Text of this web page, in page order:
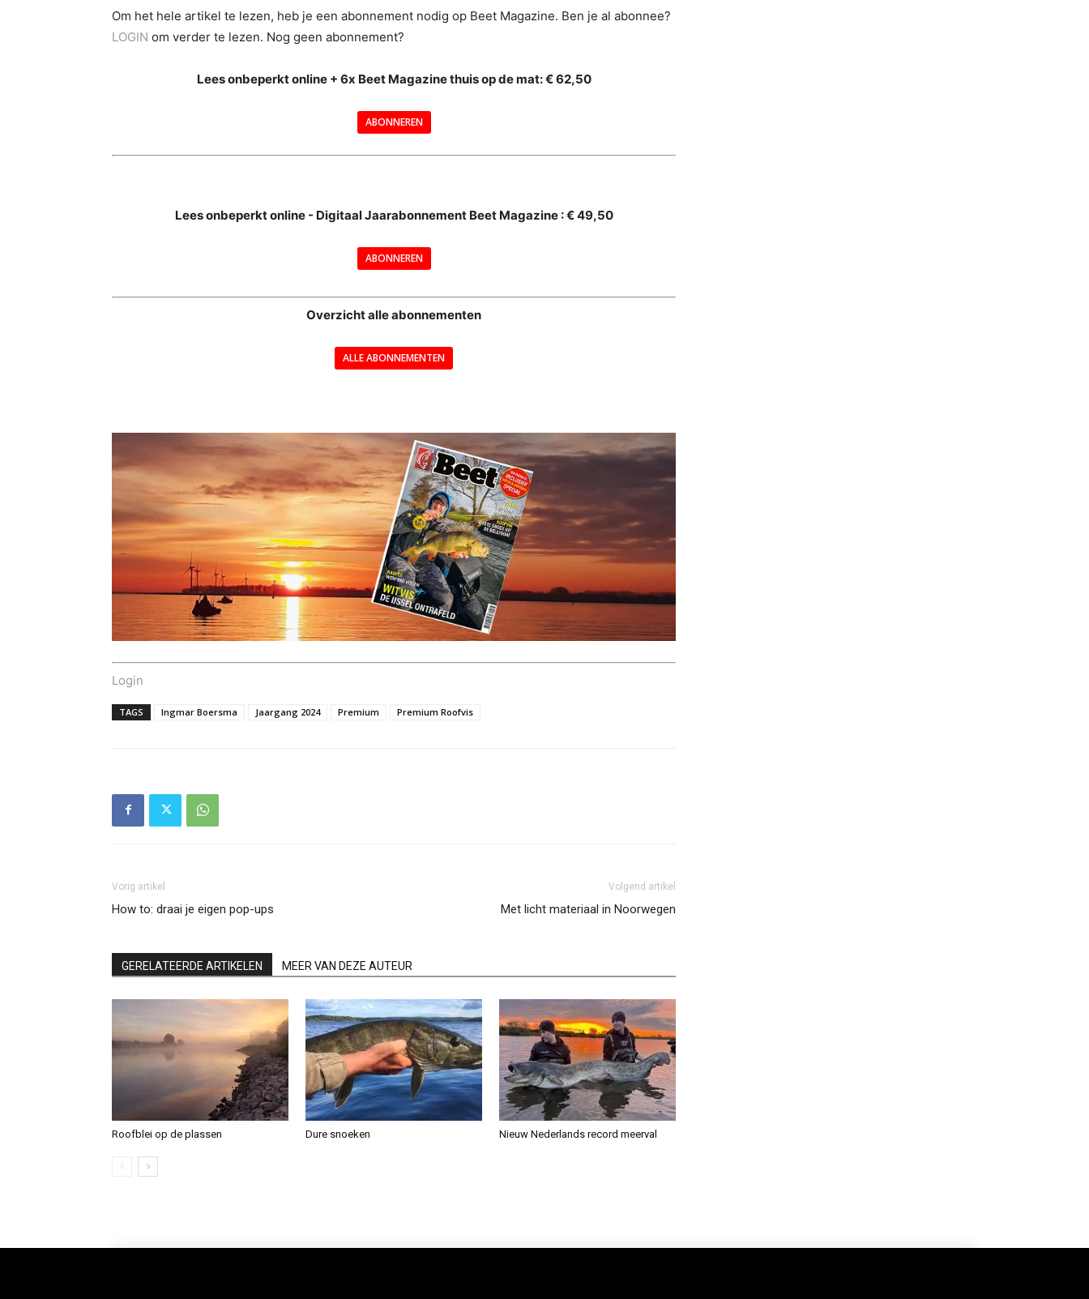
Om het hele artikel te lezen, heb je een abonnement nodig op Beet Magazine. Ben je al abonnee?
LOGIN om verder te lezen. Nog geen abonnement?
Lees onbeperkt online + 6x Beet Magazine thuis op de mat: € 62,50
ABONNEREN
Lees onbeperkt online - Digitaal Jaarabonnement Beet Magazine : € 49,50
ABONNEREN
Overzicht alle abonnementen
ALLE ABONNEMENTEN
Login
TAGS Ingmar Boersma Jaargang 2024 Premium Premium Roofvis
Vorig artikel
How to: draai je eigen pop-ups
Volgend artikel
Met licht materiaal in Noorwegen
GERELATEERDE ARTIKELEN MEER VAN DEZE AUTEUR
Roofblei op de plassen Dure snoeken Nieuw Nederlands record meerval